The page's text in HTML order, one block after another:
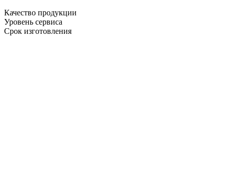
Качество продукции
Уровень сервиса
Срок изготовления